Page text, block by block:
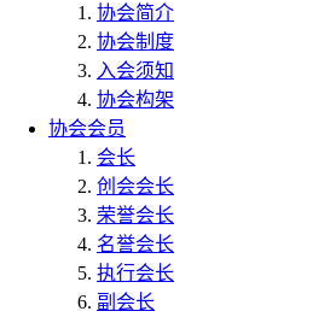
协会简介
协会制度
入会须知
协会构架
协会会员
会长
创会会长
荣誉会长
名誉会长
执行会长
副会长